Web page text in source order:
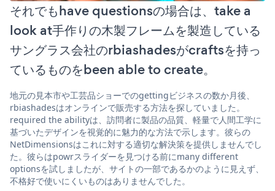
それでもhave questionsの場合は、take a
look at手作りの木製フレームを製造している
サングラス会社のrbiashadesがcraftsを持っ
ているものをbeen able to create。
地元の見本市や工芸品ショーでのgettingビジネスの数か月後、
rbiashadesはオンラインで販売する方法を探していました。
required the abilityは、訪問者に製品の品質、軽量で人間工学に
基づいたデザインを視覚的に魅力的な方法で示します。彼らの
NetDimensionsはこれに対する適切な解決策を提供しませんでし
た。彼らはpowrスライダーを見つける前にmany different
optionsを試しましたが、サイトの一部であるかのように見えず、
不格好で使いにくいものはありませんでした。